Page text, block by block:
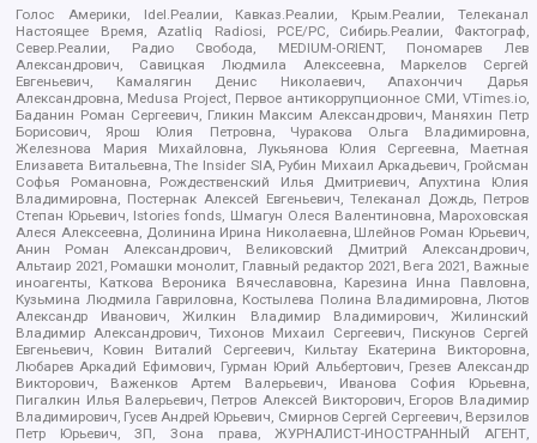
Голос Америки, Idel.Реалии, Кавказ.Реалии, Крым.Реалии, Телеканал
Настоящее Время, Azatliq Radiosi, PCE/PC, Сибирь.Реалии, Фактограф,
Север.Реалии, Радио Свобода, MEDIUM-ORIENT, Пономарев Лев
Александрович, Савицкая Людмила Алексеевна, Маркелов Сергей
Евгеньевич, Камалягин Денис Николаевич, Апахончич Дарья
Александровна, Medusa Project, Первое антикоррупционное СМИ, VTimes.io,
Баданин Роман Сергеевич, Гликин Максим Александрович, Маняхин Петр
Борисович, Ярош Юлия Петровна, Чуракова Ольга Владимировна,
Железнова Мария Михайловна, Лукьянова Юлия Сергеевна, Маетная
Елизавета Витальевна, The Insider SIA, Рубин Михаил Аркадьевич, Гройсман
Софья Романовна, Рождественский Илья Дмитриевич, Апухтина Юлия
Владимировна, Постернак Алексей Евгеньевич, Телеканал Дождь, Петров
Степан Юрьевич, Istories fonds, Шмагун Олеся Валентиновна, Мароховская
Алеся Алексеевна, Долинина Ирина Николаевна, Шлейнов Роман Юрьевич,
Анин Роман Александрович, Великовский Дмитрий Александрович,
Альтаир 2021, Ромашки монолит, Главный редактор 2021, Вега 2021, Важные
иноагенты, Каткова Вероника Вячеславовна, Карезина Инна Павловна,
Кузьмина Людмила Гавриловна, Костылева Полина Владимировна, Лютов
Александр Иванович, Жилкин Владимир Владимирович, Жилинский
Владимир Александрович, Тихонов Михаил Сергеевич, Пискунов Сергей
Евгеньевич, Ковин Виталий Сергеевич, Кильтау Екатерина Викторовна,
Любарев Аркадий Ефимович, Гурман Юрий Альбертович, Грезев Александр
Викторович, Важенков Артем Валерьевич, Иванова София Юрьевна,
Пигалкин Илья Валерьевич, Петров Алексей Викторович, Егоров Владимир
Владимирович, Гусев Андрей Юрьевич, Смирнов Сергей Сергеевич, Верзилов
Петр Юрьевич, ЗП, Зона права, ЖУРНАЛИСТ-ИНОСТРАННЫЙ АГЕНТ,